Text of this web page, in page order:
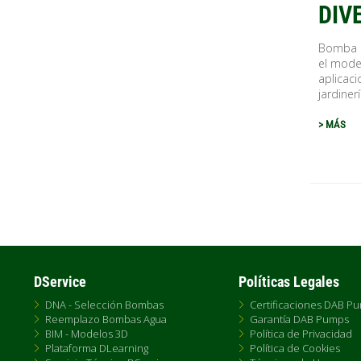
Bomba
el
> MÁS
DService
DNA - Selección Bombas
Reemplazo Bombas Agua
BIM - Modelos 3D
Plataforma DLearning
Políticas Legales
Certificaciones DAB
Garantía DAB Pumps
Política de Privacidad
Política de Cookies